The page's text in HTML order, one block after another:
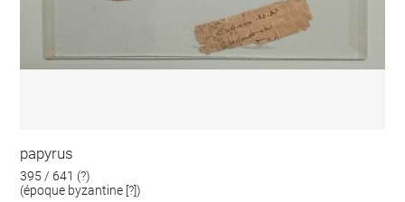
papyrus
395 / 641 (?)
(époque byzantine [?])